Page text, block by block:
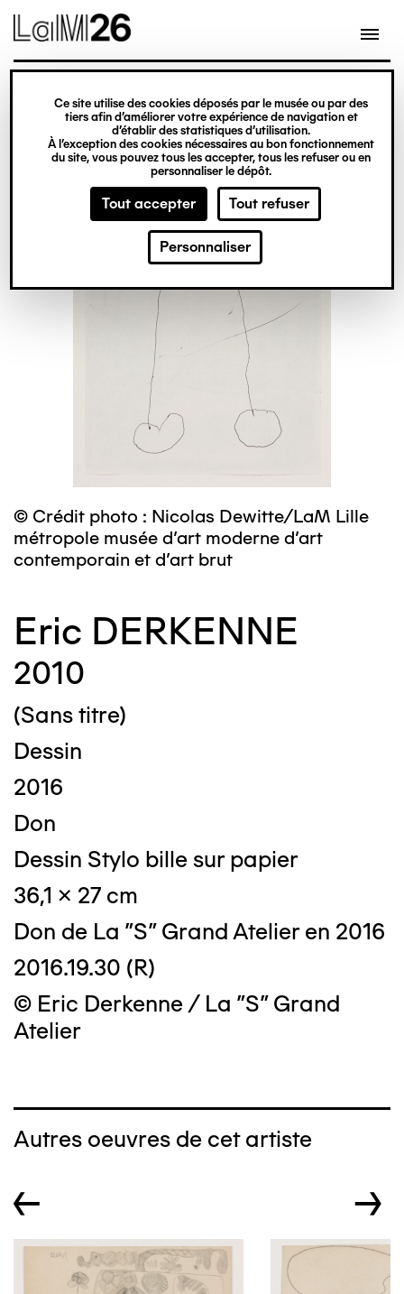
Gestion des cookies
Ce site utilise des cookies déposés par le musée ou par des
tiers afin d’améliorer votre expérience de navigation et
d’établir des statistiques d’utilisation.
À l’exception des cookies nécessaires au bon fonctionnement
du site, vous pouvez tous les accepter, tous les refuser ou en
personnaliser le dépôt.
Tout accepter Tout refuser
Personnaliser
contenu
© Crédit photo : Nicolas Dewitte/LaM Lille
métropole musée d’art moderne d’art
contemporain et d’art brut
Eric DERKENNE
2010
(Sans titre)
Dessin
2016
Don
Dessin Stylo bille sur papier
36,1 x 27 cm
Don de La "S" Grand Atelier en 2016
2016.19.30 (R)
© Eric Derkenne / La "S" Grand
Atelier
Autres oeuvres de cet artiste
← →